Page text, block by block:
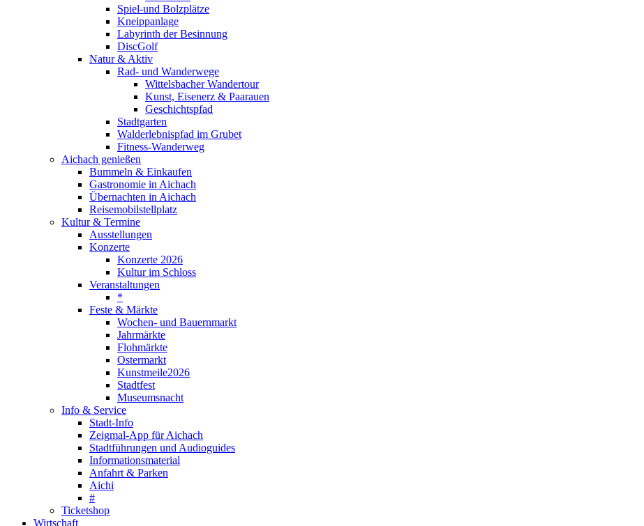
Spiel-und Bolzplätze
Kneippanlage
Labyrinth der Besinnung
DiscGolf
Natur & Aktiv
Rad- und Wanderwege
Wittelsbacher Wandertour
Kunst, Eisenerz & Paarauen
Geschichtspfad
Stadtgarten
Walderlebnispfad im Grubet
Fitness-Wanderweg
Aichach genießen
Bummeln & Einkaufen
Gastronomie in Aichach
Übernachten in Aichach
Reisemobilstellplatz
Kultur & Termine
Ausstellungen
Konzerte
Konzerte 2026
Kultur im Schloss
Veranstaltungen
*
Feste & Märkte
Wochen- und Bauernmarkt
Jahrmärkte
Flohmärkte
Ostermarkt
Kunstmeile2026
Stadtfest
Museumsnacht
Info & Service
Stadt-Info
Zeigmal-App für Aichach
Stadtführungen und Audioguides
Informationsmaterial
Anfahrt & Parken
Aichi
#
Ticketshop
Wirtschaft